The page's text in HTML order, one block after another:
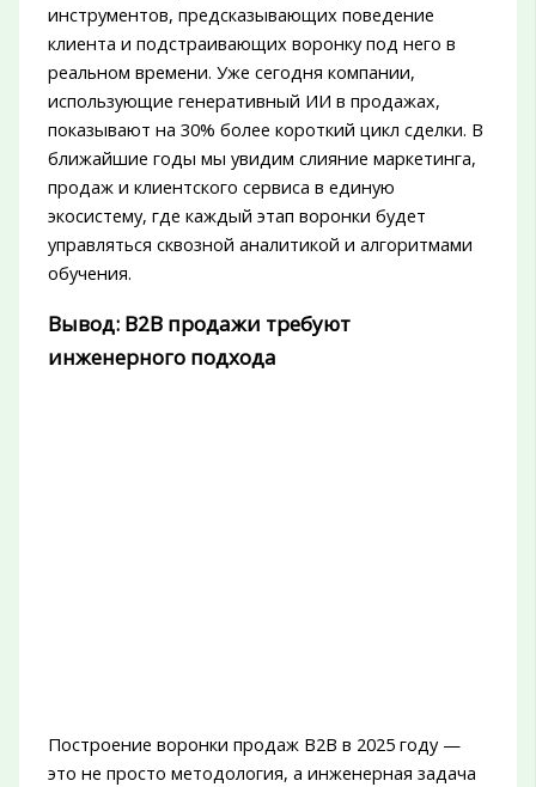
инструментов, предсказывающих поведение
клиента и подстраивающих воронку под него в
реальном времени. Уже сегодня компании,
использующие генеративный ИИ в продажах,
показывают на 30% более короткий цикл сделки. В
ближайшие годы мы увидим слияние маркетинга,
продаж и клиентского сервиса в единую
экосистему, где каждый этап воронки будет
управляться сквозной аналитикой и алгоритмами
обучения.
Вывод: B2B продажи требуют
инженерного подхода
Построение воронки продаж B2B в 2025 году —
это не просто методология, а инженерная задача